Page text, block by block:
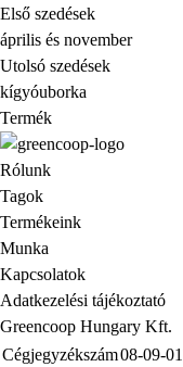
Első szedések
április és november
Utolsó szedések
kígyóuborka
Termék
Rólunk
Tagok
Termékeink
Munka
Kapcsolatok
Adatkezelési tájékoztató
Greencoop Hungary Kft.
Cégjegyzékszám08-09-